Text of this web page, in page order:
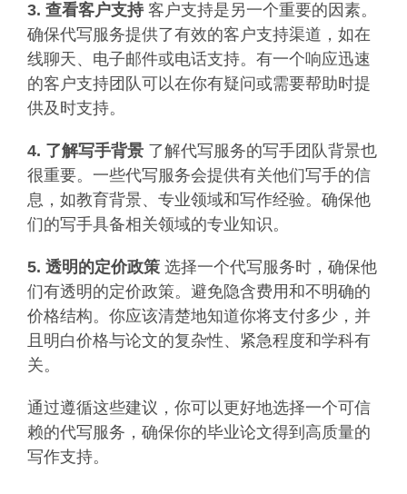
3. 查看客户支持客户支持是另一个重要的因素。
确保代写服务提供了有效的客户支持渠道，如在
线聊天、电子邮件或电话支持。有一个响应迅速
的客户支持团队可以在你有疑问或需要帮助时提
供及时支持。
4. 了解写手背景了解代写服务的写手团队背景也
很重要。一些代写服务会提供有关他们写手的信
息，如教育背景、专业领域和写作经验。确保他
们的写手具备相关领域的专业知识。
5. 透明的定价政策选择一个代写服务时，确保他
们有透明的定价政策。避免隐含费用和不明确的
价格结构。你应该清楚地知道你将支付多少，并
且明白价格与论文的复杂性、紧急程度和学科有
关。
通过遵循这些建议，你可以更好地选择一个可信
赖的代写服务，确保你的毕业论文得到高质量的
写作支持。